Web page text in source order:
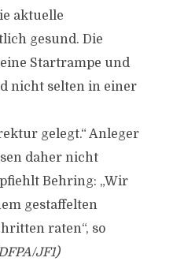
aktuelle
gesund. Die
Startrampe und
nicht selten in einer
gelegt.“ Anleger
daher nicht
Behring: „Wir
gestaffelten
raten“, so
JF1)